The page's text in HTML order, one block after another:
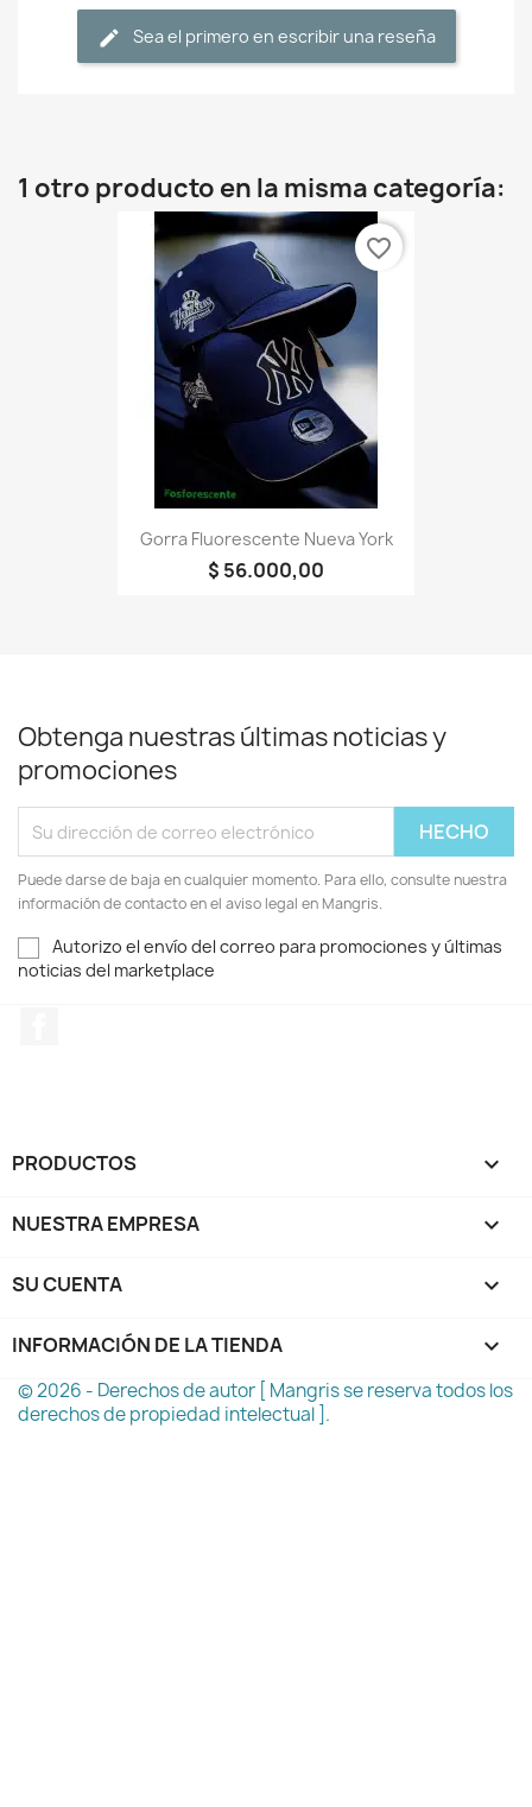
Sea el primero en escribir una reseña
1 otro producto en la misma categoría:
Gorra Fluorescente Nueva York
$ 56.000,00
favorite_border
Obtenga nuestras últimas noticias y
promociones
Puede darse de baja en cualquier momento. Para ello, consulte nuestra
información de contacto en el aviso legal en Mangris.
Autorizo el envío del correo para promociones y últimas
noticias del marketplace
PRODUCTOS 
NUESTRA EMPRESA 
SU CUENTA 
INFORMACIÓN DE LA TIENDA keyboard_arrow_down
© 2026 - Derechos de autor [ Mangris se reserva todos los
derechos de propiedad intelectual ].